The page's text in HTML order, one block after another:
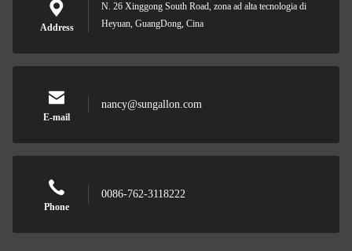
Address
N. 26 Xinggong South Road, zona ad alta tecnologia di
Heyuan, GuangDong, Cina
E-mail
nancy@sungallon.com
Phone
0086-762-3118222